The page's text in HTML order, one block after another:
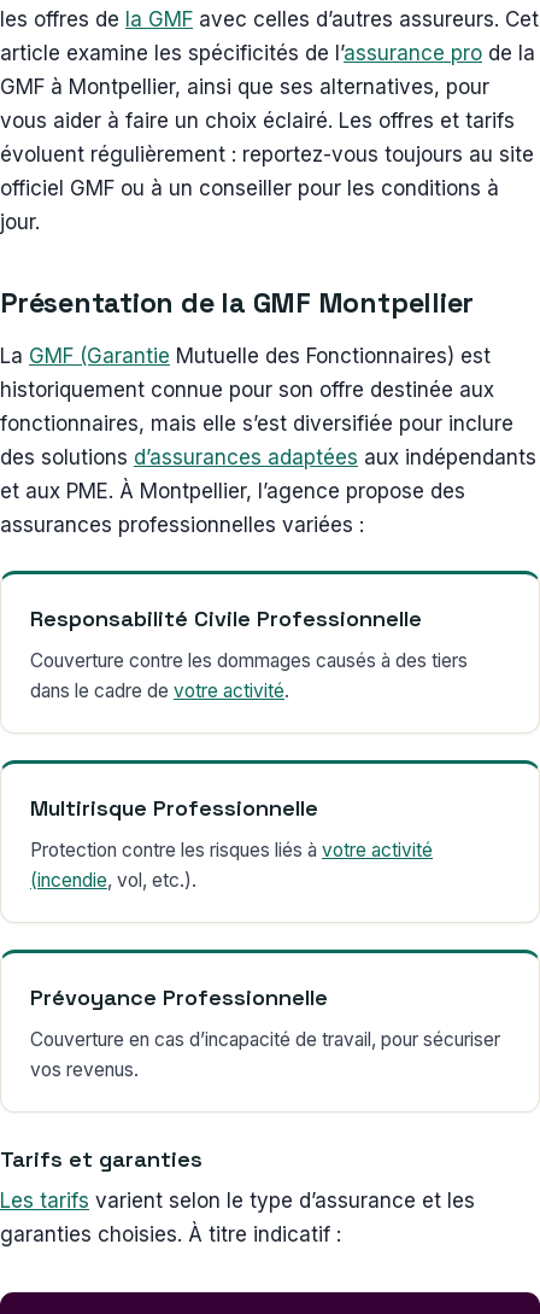
les offres de la GMF avec celles d’autres assureurs. Cet
article examine les spécificités de l’assurance pro de la
GMF à Montpellier, ainsi que ses alternatives, pour
vous aider à faire un choix éclairé. Les offres et tarifs
évoluent régulièrement : reportez-vous toujours au site
officiel GMF ou à un conseiller pour les conditions à
jour.
Présentation de la GMF Montpellier
La GMF (Garantie Mutuelle des Fonctionnaires) est
historiquement connue pour son offre destinée aux
fonctionnaires, mais elle s’est diversifiée pour inclure
des solutions d’assurances adaptées aux indépendants
et aux PME. À Montpellier, l’agence propose des
assurances professionnelles variées :
Responsabilité Civile Professionnelle
Couverture contre les dommages causés à des tiers
dans le cadre de votre activité.
Multirisque Professionnelle
Protection contre les risques liés à votre activité
(incendie, vol, etc.).
Prévoyance Professionnelle
Couverture en cas d’incapacité de travail, pour sécuriser
vos revenus.
Tarifs et garanties
Les tarifs varient selon le type d’assurance et les
garanties choisies. À titre indicatif :